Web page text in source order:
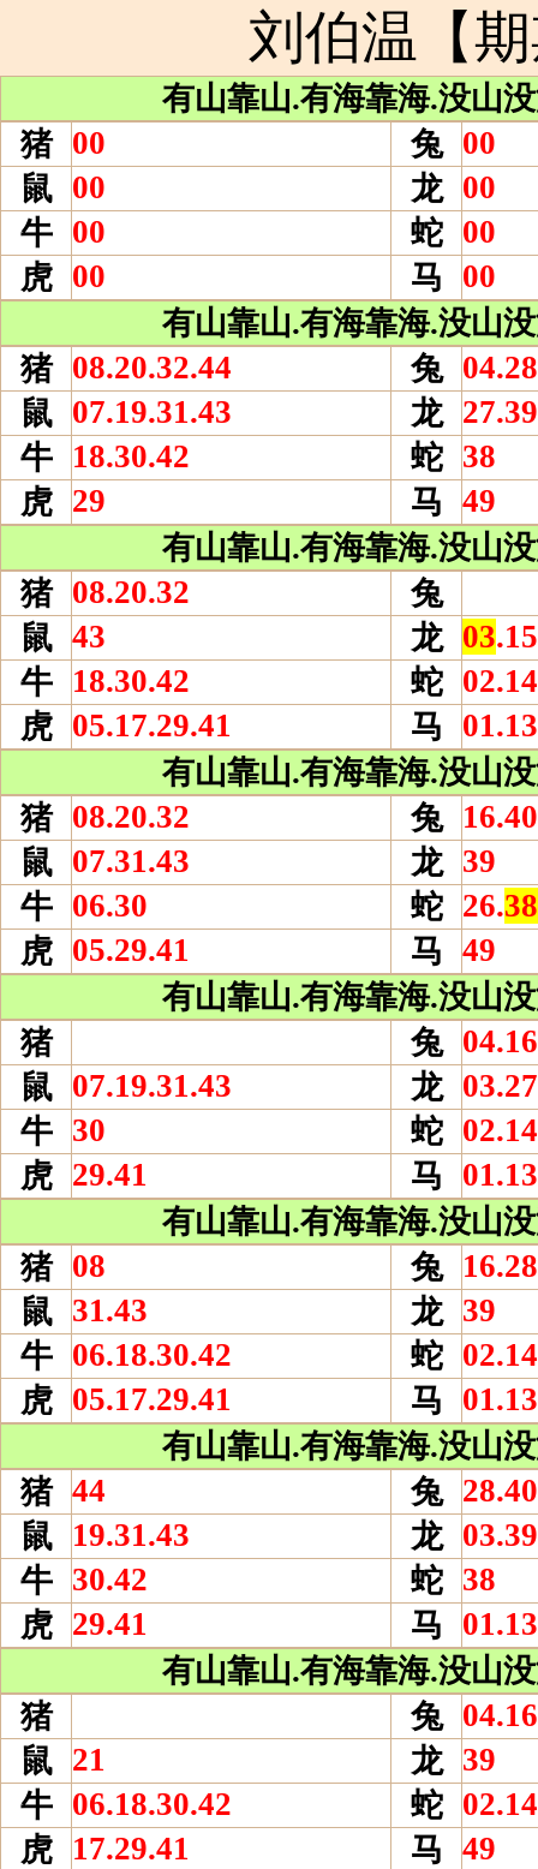
刘伯温【
有山靠山.有海靠海.没山
猪 00 兔 00
鼠 00 龙 00
牛 00 蛇 00
虎 00 马
00
有山靠山.有海靠海.没山
猪 08.20.32.44 兔
鼠 07.19.31.43 龙 27.39
牛
18.30.42 蛇 38
虎 29 马 49
有山靠山.有海靠海.没山
猪 08.20.32
兔
鼠 43 龙 03.15
牛
18.30.42 蛇
虎 05.17.29.41 马
有山靠山.有海靠海.没山
猪 08.20.32 兔
16.40
鼠 07.31.43 龙 39
牛 06.30 蛇 26.38
虎 05.29.41 马 49
有山靠山.有海靠海.没山
猪
兔
鼠 07.19.31.43 龙
牛 30 蛇 02.14
虎 29.41 马
有山靠山.有海靠海.没山
猪 08 兔
鼠 31.43 龙 39
牛 06.18.30.42 蛇
虎 05.17.29.41 马
有山靠山.有海靠海.没山
猪 44 兔 28.40
鼠
19.31.43 龙 03.39
牛 30.42 蛇 38
虎 29.41 马
有山靠山.有海靠海.没山
猪
兔
鼠 21 龙 39
牛 06.18.30.42 蛇
虎
17.29.41 马 49